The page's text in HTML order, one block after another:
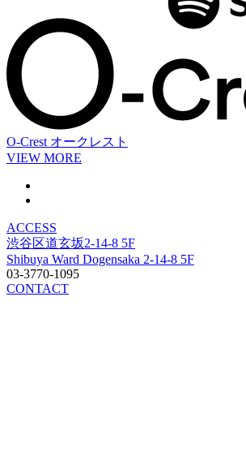
O-Crest オークレスト
VIEW MORE
ACCESS
渋谷区道玄坂2-14-8 5F
Shibuya Ward Dogensaka 2-14-8 5F
03-3770-1095
CONTACT